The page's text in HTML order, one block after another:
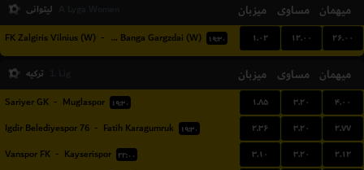
لیتوانی میزبان مساوی میهمان
FK Zalgiris Vilnius (W) - FK Banga Gargzdai (W) ۱۹:۳۰ ۱.۰۲ ۱۲.۰۰ ۲۶.۰۰
ترکیه میزبان مساوی میهمان
Sariyer GK - Muglaspor ۱۹:۳۰ ۱.۸۵ ۳.۲۰ ۴.۰۰
76 Igdir Belediyespor - Fatih Karagumruk ۱۹:۳۰ ۲.۳۶ ۳.۲۰ ۲.۷۷
Vanspor FK - Kayserispor ۲۲:۰۰ ۳.۱۰ ۳.۲۰ ۲.۱۲